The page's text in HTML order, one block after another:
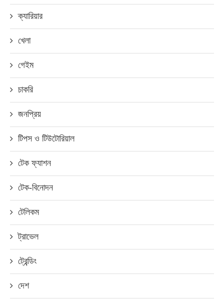
ক্যারিয়ার
খেলা
গেইম
চাকরি
জনপ্রিয়
টিপস ও টিউটোরিয়াল
টেক ফ্যাশন
টেক-বিনোদন
টেলিকম
ট্রাভেল
ট্রেন্ডিং
দেশ